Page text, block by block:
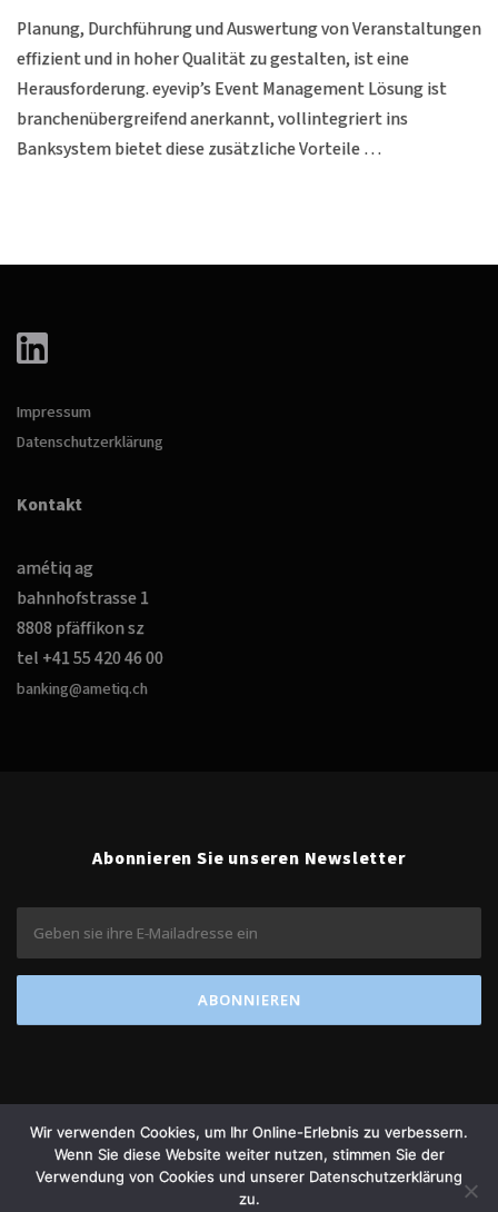
Planung, Durchführung und Auswertung von Veranstaltungen
effizient und in hoher Qualität zu gestalten, ist eine
Herausforderung. eyevip’s Event Management Lösung ist
branchenübergreifend anerkannt, vollintegriert ins
Banksystem bietet diese zusätzliche Vorteile …
Impressum
Datenschutzerklärung
Kontakt
amétiq ag
bahnhofstrasse 1
8808 pfäffikon sz
tel +41 55 420 46 00
banking@ametiq.ch
Abonnieren Sie unseren Newsletter
Copyright © 2026 amétiq banking
Wir verwenden Cookies, um Ihr Online-Erlebnis zu verbessern.
Wenn Sie diese Website weiter nutzen, stimmen Sie der
Verwendung von Cookies und unserer Datenschutzerklärung
zu.